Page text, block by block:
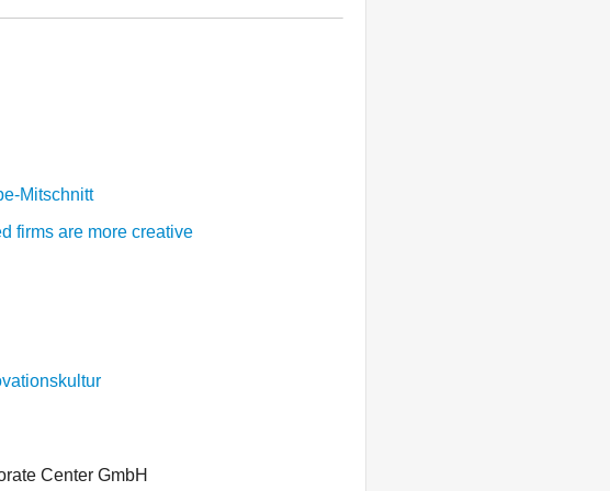
Mitschnitt
firms are more creative
Center GmbH